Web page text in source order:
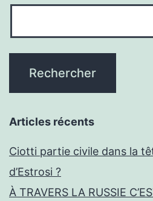
Articles récents
Ciotti partie civile dans la
d’Estrosi ?
À TRAVERS LA RUSSIE